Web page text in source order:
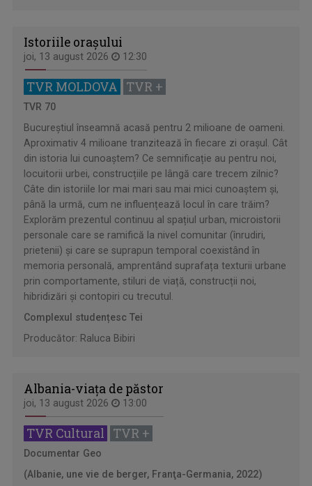
Istoriile oraşului
joi, 13 august 2026 12:30
TVR MOLDOVA TVR +
TVR 70
Bucureștiul înseamnă acasă pentru 2 milioane de oameni.
Aproximativ 4 milioane tranzitează în fiecare zi orașul. Cât
din istoria lui cunoaștem? Ce semnificație au pentru noi,
locuitorii urbei, construcțiile pe lângă care trecem zilnic?
Câte din istoriile lor mai mari sau mai mici cunoaștem și,
până la urmă, cum ne influențează locul în care trăim?
Explorăm prezentul continuu al spațiul urban, microistorii
personale care se ramifică la nivel comunitar (înrudiri,
prietenii) și care se suprapun temporal coexistând în
memoria personală, amprentând suprafața texturii urbane
prin comportamente, stiluri de viață, construcții noi,
hibridizări și contopiri cu trecutul.
Complexul studențesc Tei
Producător: Raluca Bibiri
Albania-viaţa de păstor
joi, 13 august 2026 13:00
TVR Cultural TVR +
Documentar Geo
(Albanie, une vie de berger, Franţa-Germania, 2022)